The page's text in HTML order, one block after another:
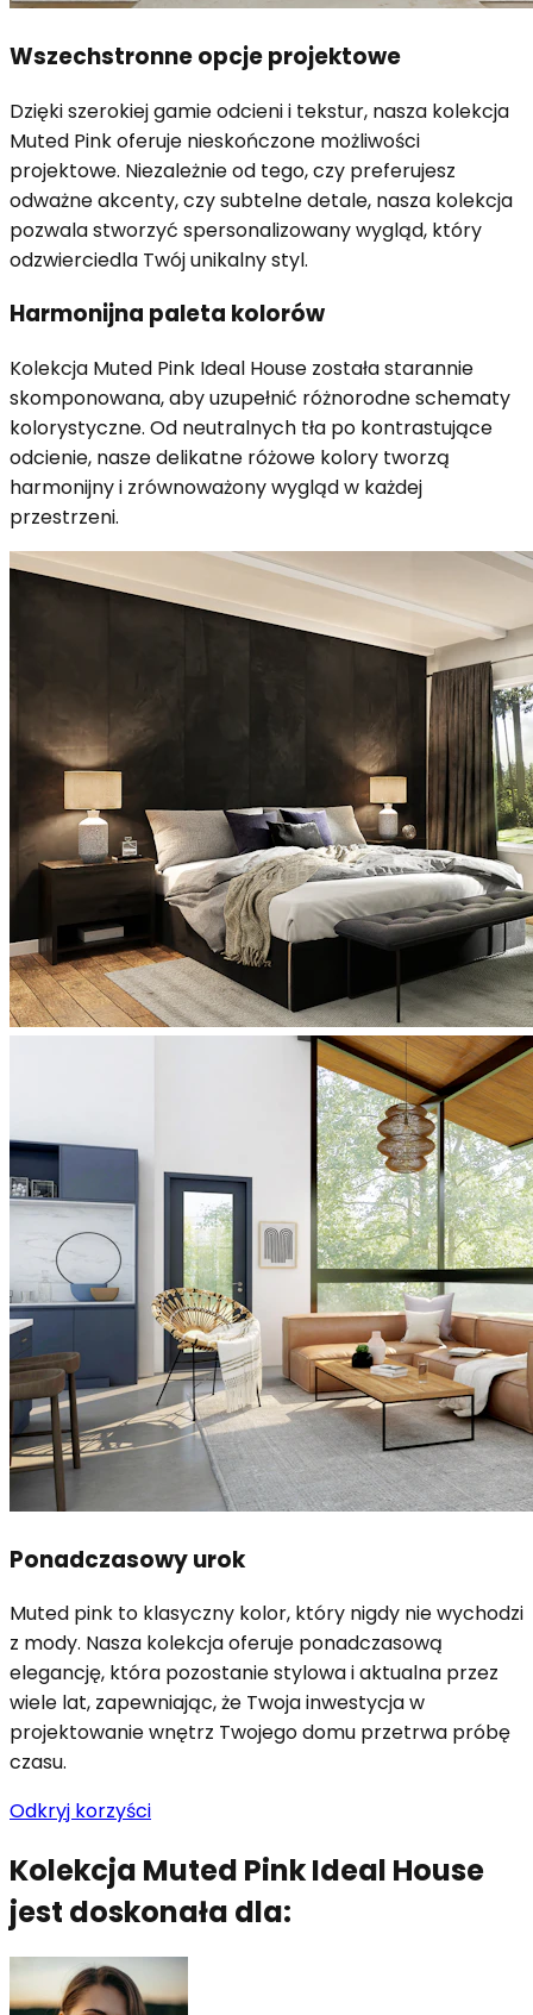
Wszechstronne opcje projektowe
Dzięki szerokiej gamie odcieni i tekstur, nasza kolekcja
Muted Pink oferuje nieskończone możliwości
projektowe. Niezależnie od tego, czy preferujesz
odważne akcenty, czy subtelne detale, nasza kolekcja
pozwala stworzyć spersonalizowany wygląd, który
odzwierciedla Twój unikalny styl.
Harmonijna paleta kolorów
Kolekcja Muted Pink Ideal House została starannie
skomponowana, aby uzupełnić różnorodne schematy
kolorystyczne. Od neutralnych tła po kontrastujące
odcienie, nasze delikatne różowe kolory tworzą
harmonijny i zrównoważony wygląd w każdej
przestrzeni.
Ponadczasowy urok
Muted pink to klasyczny kolor, który nigdy nie wychodzi
z mody. Nasza kolekcja oferuje ponadczasową
elegancję, która pozostanie stylowa i aktualna przez
wiele lat, zapewniając, że Twoja inwestycja w
projektowanie wnętrz Twojego domu przetrwa próbę
czasu.
Odkryj korzyści
Kolekcja Muted Pink Ideal House
jest doskonała dla: